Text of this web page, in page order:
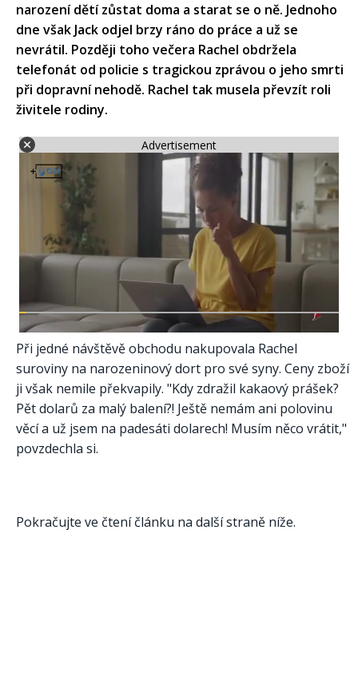
narození dětí zůstat doma a starat se o ně. Jednoho
dne však Jack odjel brzy ráno do práce a už se
nevrátil. Později toho večera Rachel obdržela
telefonát od policie s tragickou zprávou o jeho smrti
při dopravní nehodě. Rachel tak musela převzít roli
živitele rodiny.​
Advertisement
Při jedné návštěvě obchodu nakupovala Rachel
suroviny na narozeninový dort pro své syny. Ceny zboží
ji však nemile překvapily. "Kdy zdražil kakaový prášek?
Pět dolarů za malý balení?! Ještě nemám ani polovinu
věcí a už jsem na padesáti dolarech! Musím něco vrátit,"
povzdechla si.
Pokračujte ve čtení článku na další straně níže.